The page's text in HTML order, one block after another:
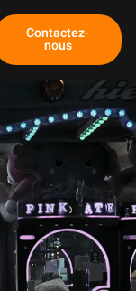
Contactez-
nous